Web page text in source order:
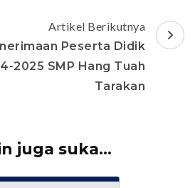
Artikel Berikutnya
Peserta Didik
2025 SMP Hang Tuah
Tarakan
juga suka...